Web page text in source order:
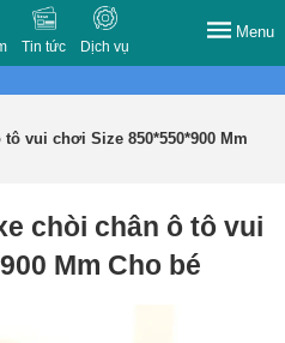
Tin tức Dịch vụ
Menu
vui chơi Size 850*550*900 Mm
chòi chân ô tô vui
Mm Cho bé